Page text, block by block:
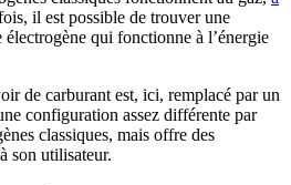
il est possible de trouver une
qui fonctionne à l’énergie
de carburant est, ici, remplacé par un
configuration assez différente par
classiques, mais offre des
son utilisateur.